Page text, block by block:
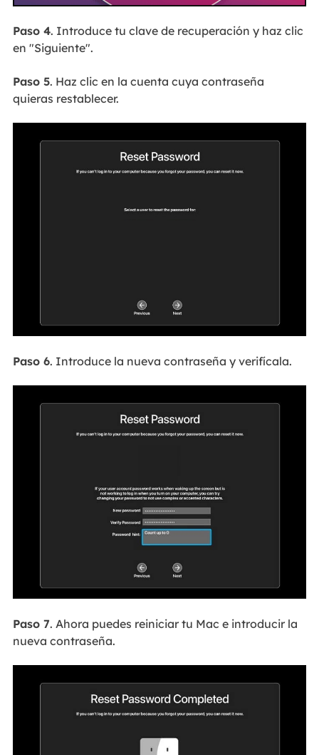
Paso 4. Introduce tu clave de recuperación y haz clic
en "Siguiente".
Paso 5. Haz clic en la cuenta cuya contraseña
quieras restablecer.
Paso 6. Introduce la nueva contraseña y verifícala.
Paso 7. Ahora puedes reiniciar tu Mac e introducir la
nueva contraseña.